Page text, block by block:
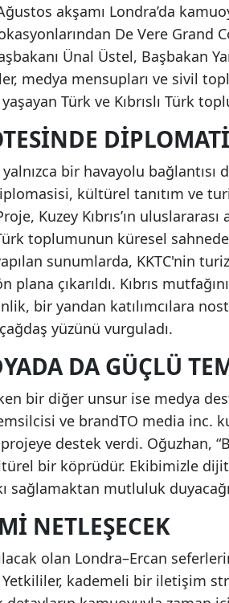
akşamı Londra’da
De Vere Grand
Ünal Üstel, Başbakan
medya mensupları ve sivil
Türk ve Kıbrıslı Türk
bir havayolu bağlantısı
kültürel tanıtım ve
Kuzey Kıbrıs’ın
Türk toplumunun küresel
sunumlarda, KKTC'nin
çıkarıldı. Kıbrıs
bir yandan katılımcılara
çağdaş yüzünü vurguladı.
DA GÜÇLÜ
bir diğer unsur ise medya
ve brandTO media inc.
destek verdi. Oğuzhan,
bir köprüdür. Ekibimizle
sağlamaktan mutluluk
NETLEŞECEK
olan Londra–Ercan
Yetkililer, kademeli bir iletişim